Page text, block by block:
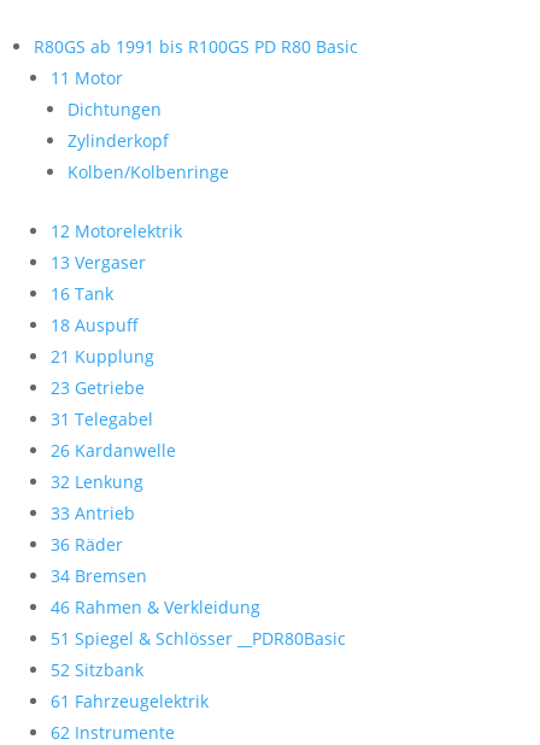
R80GS ab 1991 bis R100GS PD R80 Basic
11 Motor
Dichtungen
Zylinderkopf
Kolben/Kolbenringe
12 Motorelektrik
13 Vergaser
16 Tank
18 Auspuff
21 Kupplung
23 Getriebe
31 Telegabel
26 Kardanwelle
32 Lenkung
33 Antrieb
36 Räder
34 Bremsen
46 Rahmen & Verkleidung
51 Spiegel & Schlösser __PDR80Basic
52 Sitzbank
61 Fahrzeugelektrik
62 Instrumente